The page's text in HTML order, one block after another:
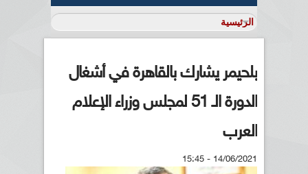
بلحيمر يشارك بالقاهرة في أشغال
الدورة الـ 51 لمجلس وزراء الإعلام
العرب
14/06/2021 - 15:45